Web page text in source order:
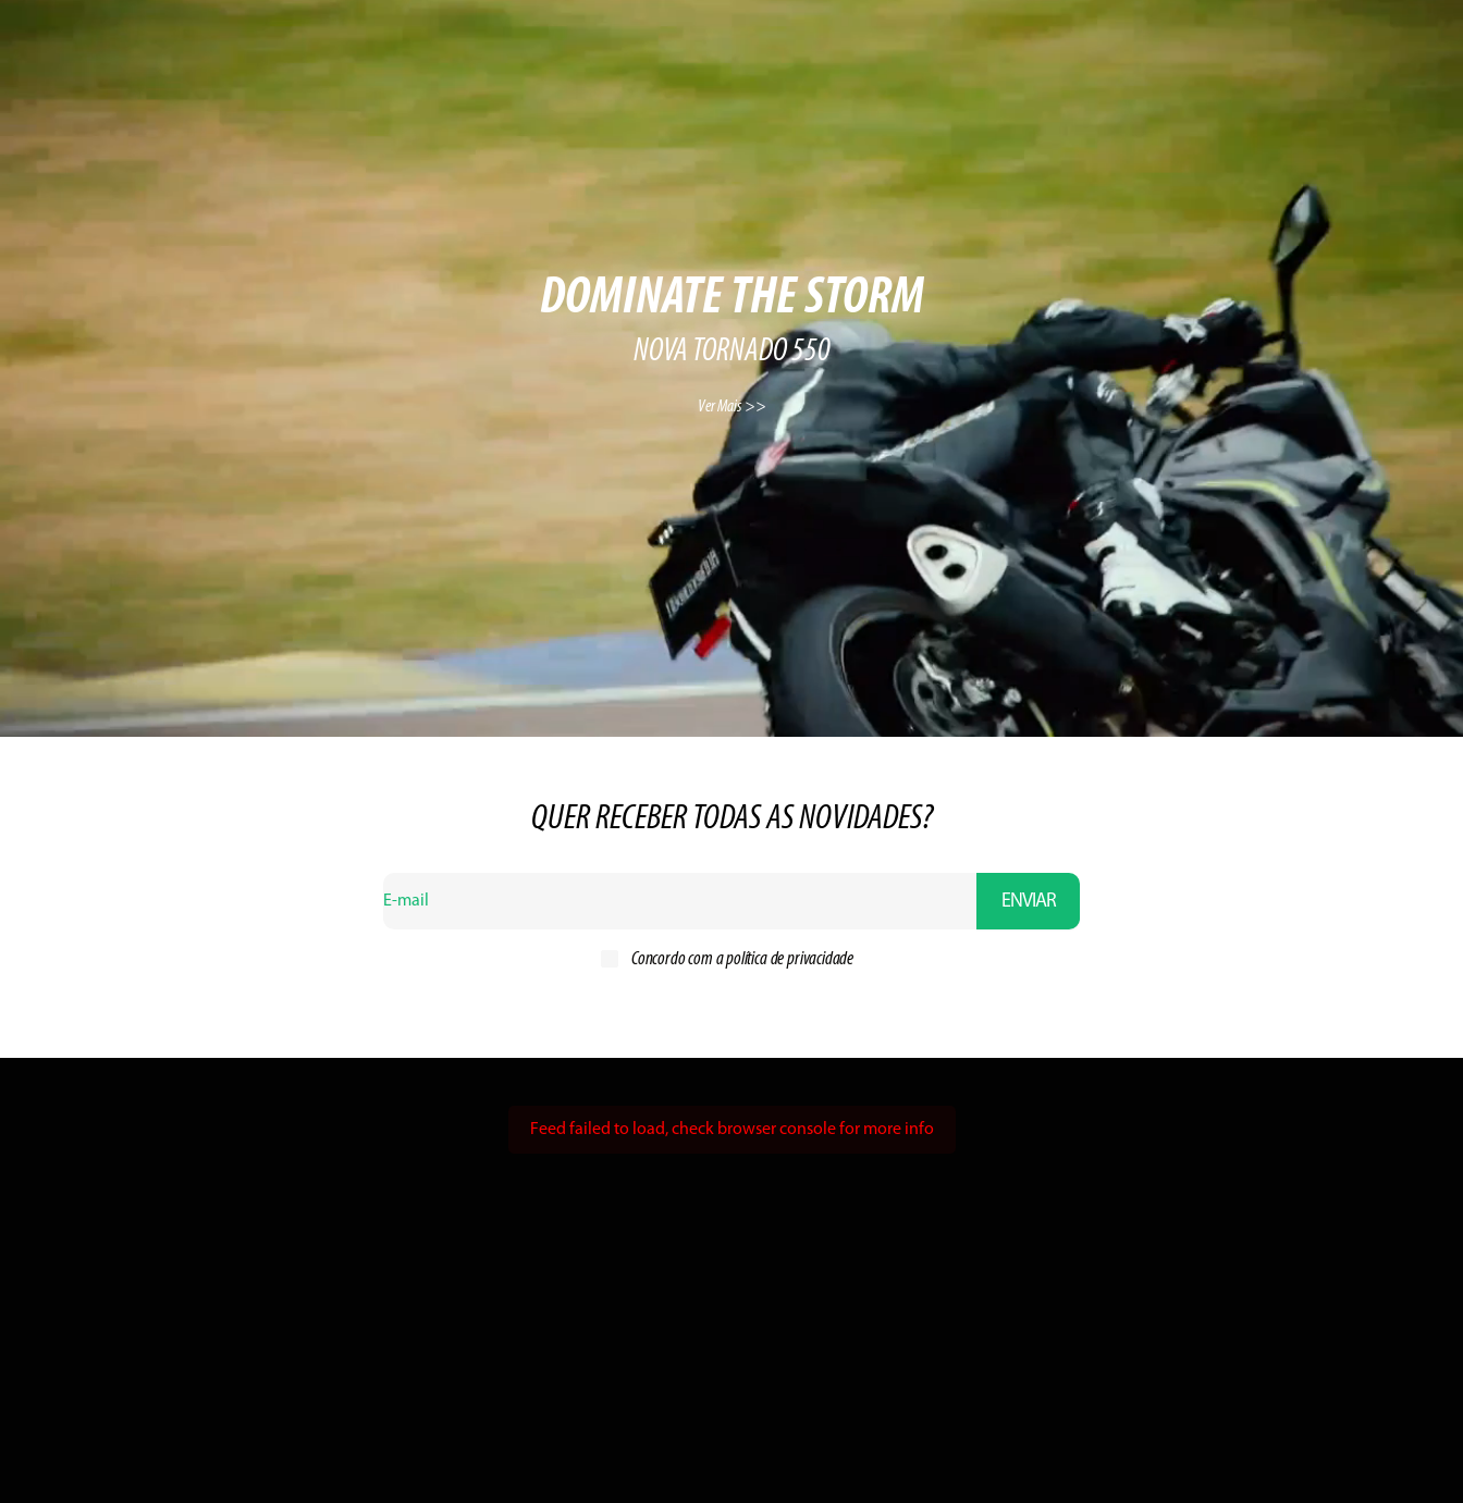
DOMINATE THE STORM
NOVA TORNADO 550
Ver Mais >>
QUER RECEBER TODAS AS NOVIDADES?
ENVIAR
Concordo com apolítica de privacidade
Feed failed to load, check browser console for more info